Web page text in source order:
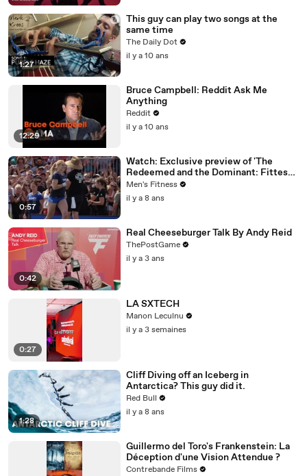
1:27
This guy can play two songs at the
same time
The Daily Dot
il y a 10 ans
12:29
Bruce Campbell: Reddit Ask Me
Anything
Reddit
il y a 10 ans
0:57
Watch: Exclusive preview of 'The
Redeemed and the Dominant: Fittest
on Earth'
Men's Fitness
il y a 8 ans
0:42
Real Cheeseburger Talk By Andy Reid
ThePostGame
il y a 3 ans
0:27
LA SXTECH
Manon Leculnu
il y a 3 semaines
1:28
Cliff Diving off an Iceberg in
Antarctica? This guy did it.
Red Bull
il y a 8 ans
Guillermo del Toro's Frankenstein: La
Déception d'une Vision Attendue ?
Contrebande Films